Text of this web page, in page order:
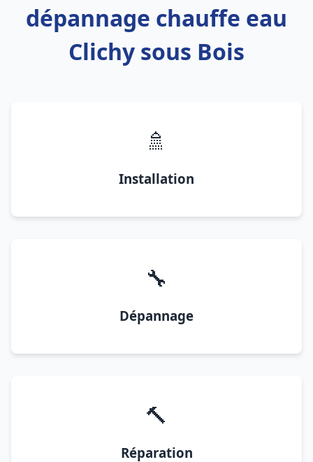
dépannage chauffe eau
Clichy sous Bois
🚿
Installation
🔧
Dépannage
🔨
Réparation